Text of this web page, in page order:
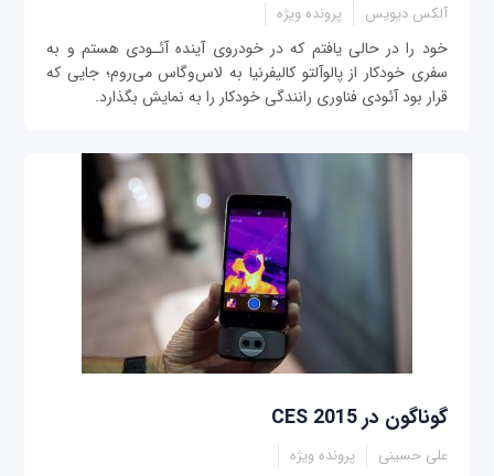
آلکس دیویس پرونده ویژه
خود را در حالی يافتم که در خودروی آينده آئـودی هستم و به
سفری خودکار از پالوآلتو کاليفرنيا به لاس‌وگاس می‌روم؛ جایی که
قرار بود آئودی فناوری رانندگی خودکار را به‌ نمايش بگذارد.
گوناگون در CES 2015
علی حسینی پرونده ویژه